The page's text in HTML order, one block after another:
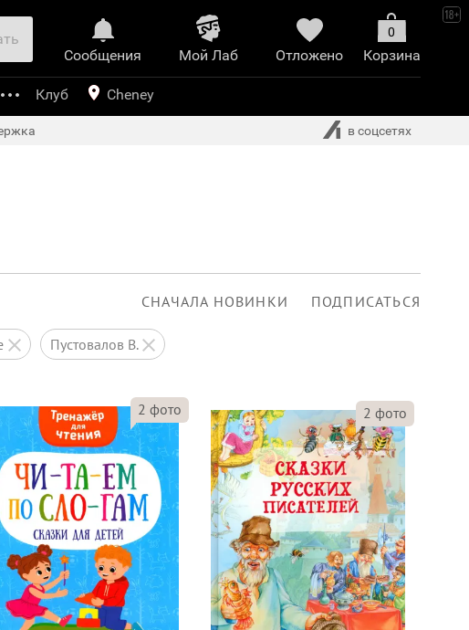
СНАЧАЛА НОВИНКИ ПОДПИСАТЬСЯ
Пустовалов В.
2 фото 2 фото
Сообщения
Mой Лаб​
иринт
Отложено
0
Корзина
Клуб Cheney
в соцсетях